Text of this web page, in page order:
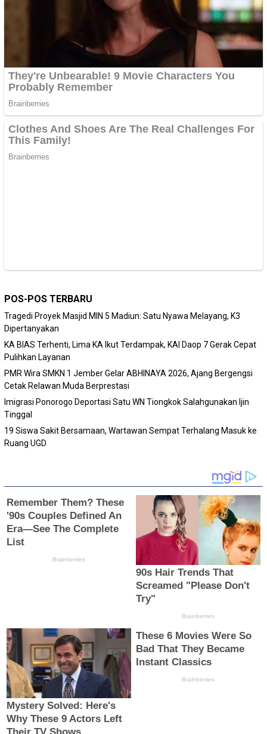
POS-POS TERBARU
Tragedi Proyek Masjid MIN 5 Madiun: Satu Nyawa Melayang, K3
Dipertanyakan
KA BIAS Terhenti, Lima KA Ikut Terdampak, KAI Daop 7 Gerak Cepat
Pulihkan Layanan
PMR Wira SMKN 1 Jember Gelar ABHINAYA 2026, Ajang Bergengsi
Cetak Relawan Muda Berprestasi
Imigrasi Ponorogo Deportasi Satu WN Tiongkok Salahgunakan Ijin
Tinggal
19 Siswa Sakit Bersamaan, Wartawan Sempat Terhalang Masuk ke
Ruang UGD